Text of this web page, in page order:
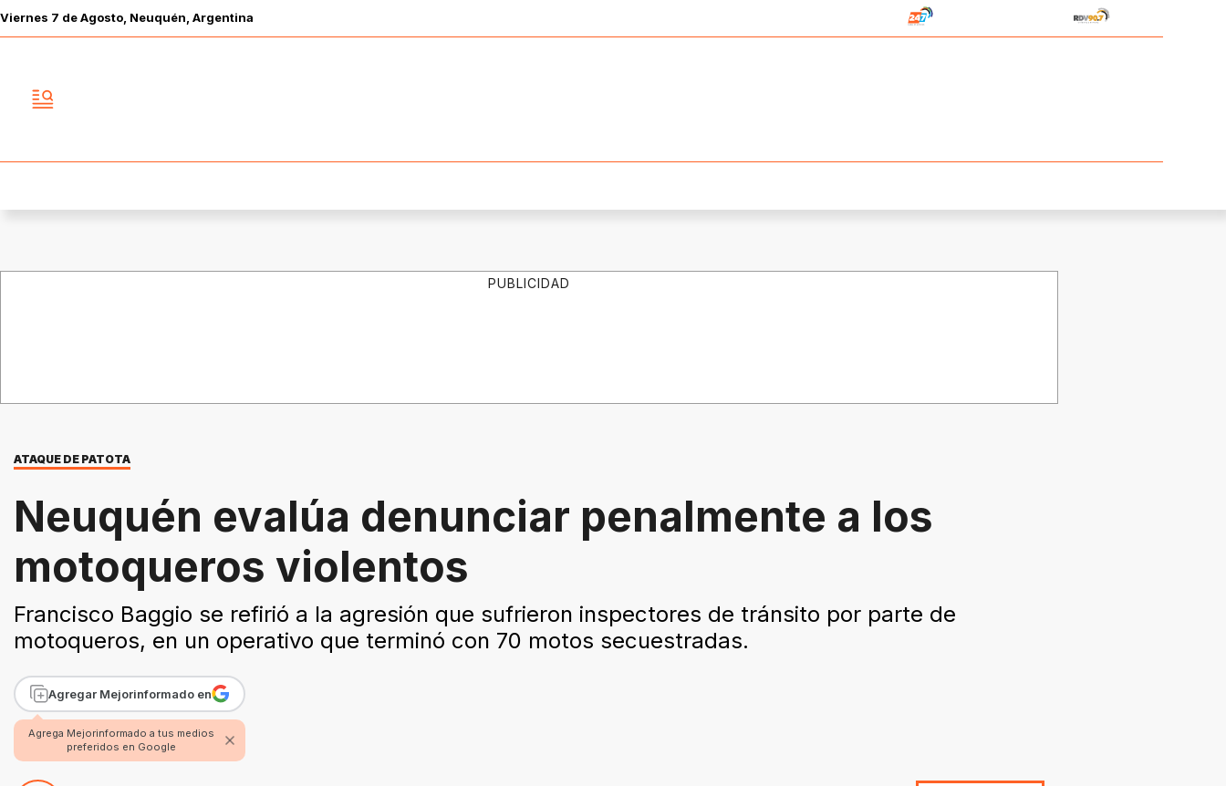
Viernes 7 deAgosto , Neuquén, Argentina
PUBLICIDAD
ATAQUE DE PATOTA
Neuquén evalúa denunciar penalmente a los
motoqueros violentos
Francisco Baggio se refirió a la agresión que sufrieron inspectores de tránsito por parte de
motoqueros, en un operativo que terminó con 70 motos secuestradas.
Agregar Mejorinformado en
Agrega Mejorinformado a tus medios
preferidos en Google